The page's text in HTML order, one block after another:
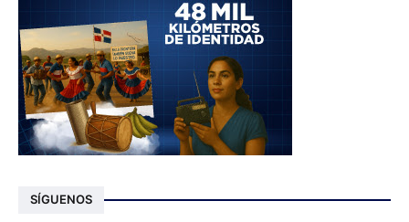
SÍGUENOS